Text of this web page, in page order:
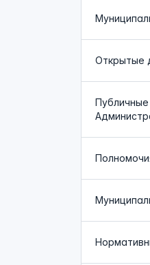
Открытые
Публичные